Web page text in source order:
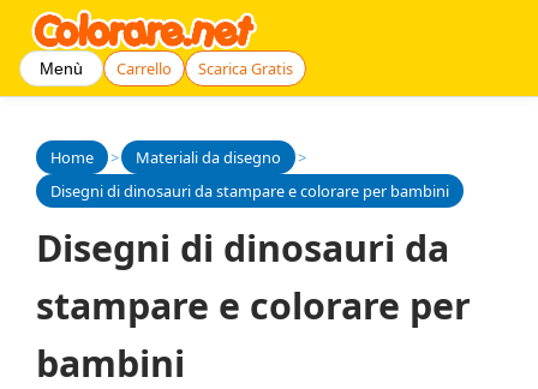
Menù Carrello Scarica Gratis
Home > Materiali da disegno
>
Disegni di dinosauri da stampare e colorare per bambini
Disegni di dinosauri da
stampare e colorare per
bambini